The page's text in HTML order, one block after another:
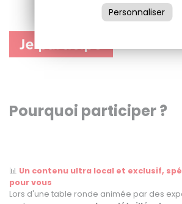
Pourquoi participer ?
📊 Un contenu ultra local et exclusif,
pour vous
Lors d'une table ronde animée par des
Personnaliser